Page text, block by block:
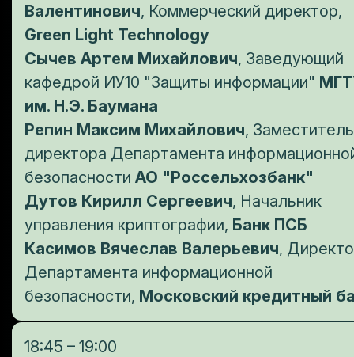
Валентинович, Коммерческий директор,
Green Light Technology
Сычев Артем Михайлович, Заведующий
кафедрой ИУ10 "Защиты информации"
им. Н.Э. Баумана
Репин Максим Михайлович, Заместитель
директора Департамента
безопасности АО "Россельхозбанк"
Дутов Кирилл Сергеевич, Начальник
управления криптографии, Банк ПСБ
Касимов Вячеслав Валерьевич,
Департамента информационной
безопасности, Московский кредитный
18:45 – 19:00